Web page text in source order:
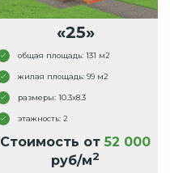
«25»
общая площадь: 131 м2
жилая площадь: 99 м2
размеры: 10.3x8.3
этажность: 2
Стоимость от 52 000
руб/м2